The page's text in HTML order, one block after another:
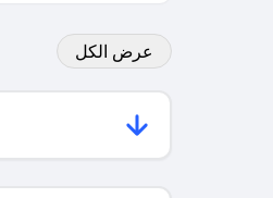
عرض الكل